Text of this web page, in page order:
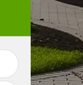
Jardinier taille
haie 46